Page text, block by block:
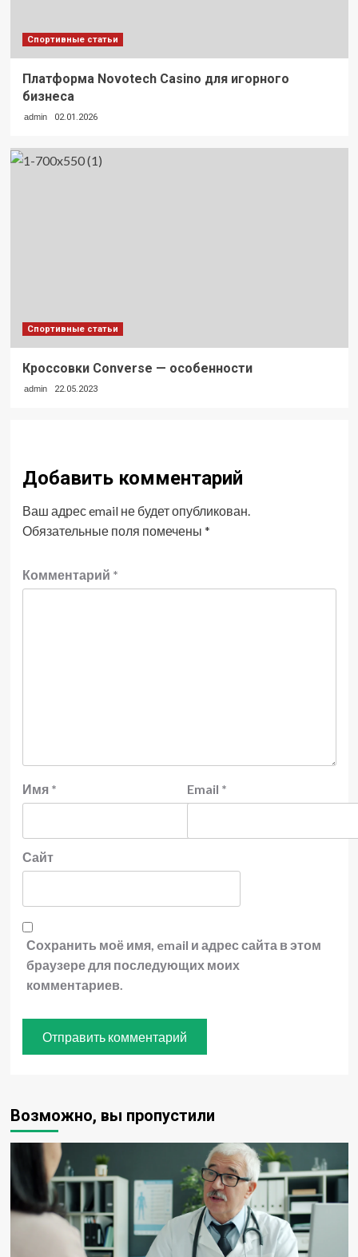
Спортивные статьи
Платформа Novotech Casino для игорного
бизнеса
admin 02.01.2026
Спортивные статьи
Кроссовки Converse — особенности
admin 22.05.2023
Добавить комментарий
Ваш адрес email не будет опубликован.
Обязательные поля помечены *
Комментарий *
Имя * Email *
Сайт
Сохранить моё имя, email и адрес сайта в этом
браузере для последующих моих
комментариев.
Возможно, вы пропустили